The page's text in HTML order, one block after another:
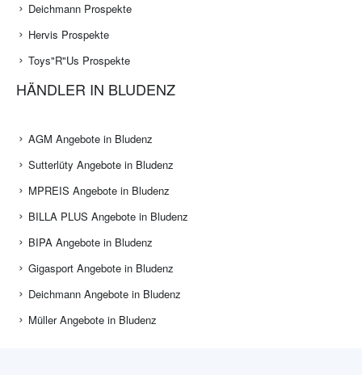
Deichmann Prospekte
Hervis Prospekte
Toys"R"Us Prospekte
HÄNDLER IN BLUDENZ
AGM Angebote in Bludenz
Sutterlüty Angebote in Bludenz
MPREIS Angebote in Bludenz
BILLA PLUS Angebote in Bludenz
BIPA Angebote in Bludenz
Gigasport Angebote in Bludenz
Deichmann Angebote in Bludenz
Müller Angebote in Bludenz